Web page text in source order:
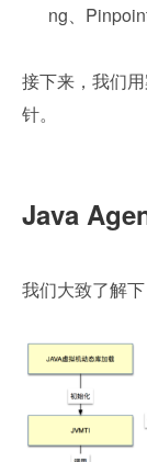
ng、Pinpoint
接下来，我们
针。
Java
我们大致了解